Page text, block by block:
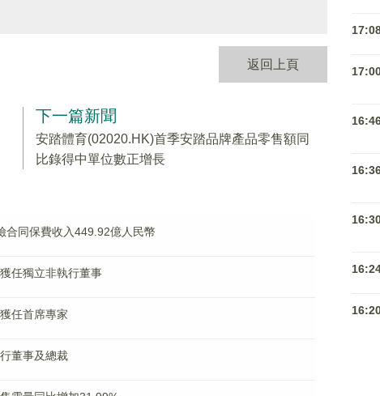
返回上頁
下一篇新聞
安踏體育(02020.HK)首季安踏品牌產品零售額同
比錄得中單位數正增長
合同保費收入449.92億人民幣
任獨立非執行董事
任首席專家
董事及總裁